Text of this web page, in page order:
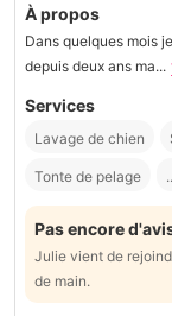
À propos
Dans quelques mois
depuis deux ans ma...
Services
Lavage de chien
Tonte de pelage
Pas encore
Julie vient de
de main.